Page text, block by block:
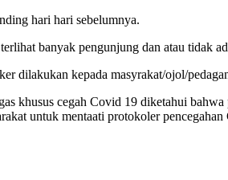
hari hari sebelumnya.
banyak pengunjung dan atau tidak
dilakukan kepada masyrakat/ojol/
khusus cegah Covid 19 diketahui
untuk mentaati protokoler